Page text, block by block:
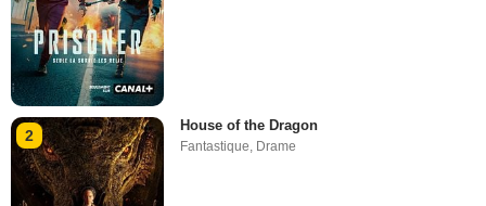
2
House of the Dragon
Fantastique Drame